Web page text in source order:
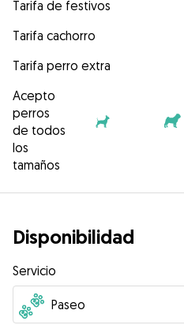
Tarifa de festivos
Tarifa cachorro
Tarifa perro extra
Acepto
perros
de todos
los
tamaños
Disponibilidad
Servicio